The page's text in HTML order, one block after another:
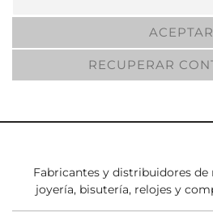
ACEPTAR
RECUPERAR
Fabricantes y distribuidores de
joyería, bisutería, relojes y